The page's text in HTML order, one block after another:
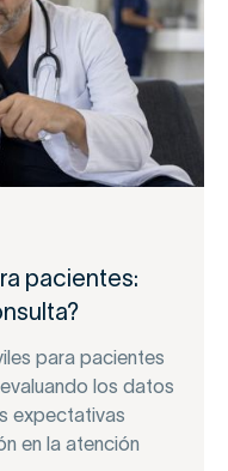
pacientes:
para pacientes
los datos
expectativas
en la atención